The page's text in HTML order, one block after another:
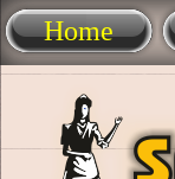
Home